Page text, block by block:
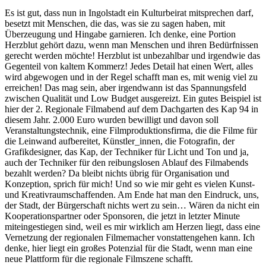
Es ist gut, dass nun in Ingolstadt ein Kulturbeirat mitsprechen darf,
besetzt mit Menschen, die das, was sie zu sagen haben, mit
Überzeugung und Hingabe garnieren. Ich denke, eine Portion
Herzblut gehört dazu, wenn man Menschen und ihren Bedürfnissen
gerecht werden möchte! Herzblut ist unbezahlbar und irgendwie das
Gegenteil von kaltem Kommerz! Jedes Detail hat einen Wert, alles
wird abgewogen und in der Regel schafft man es, mit wenig viel zu
erreichen! Das mag sein, aber irgendwann ist das Spannungsfeld
zwischen Qualität und Low Budget ausgereizt. Ein gutes Beispiel ist
hier der 2. Regionale Filmabend auf dem Dachgarten des Kap 94 in
diesem Jahr. 2.000 Euro wurden bewilligt und davon soll
Veranstaltungstechnik, eine Filmproduktionsfirma, die die Filme für
die Leinwand aufbereitet, Künstler_innen, die Fotografin, der
Grafikdesigner, das Kap, der Techniker für Licht und Ton und ja,
auch der Techniker für den reibungslosen Ablauf des Filmabends
bezahlt werden? Da bleibt nichts übrig für Organisation und
Konzeption, sprich für mich! Und so wie mir geht es vielen Kunst-
und Kreativraumschaffenden. Am Ende hat man den Eindruck, uns,
der Stadt, der Bürgerschaft nichts wert zu sein… Wären da nicht ein
Kooperationspartner oder Sponsoren, die jetzt in letzter Minute
miteingestiegen sind, weil es mir wirklich am Herzen liegt, dass eine
Vernetzung der regionalen Filmemacher vonstattengehen kann. Ich
denke, hier liegt ein großes Potenzial für die Stadt, wenn man eine
neue Plattform für die regionale Filmszene schafft.